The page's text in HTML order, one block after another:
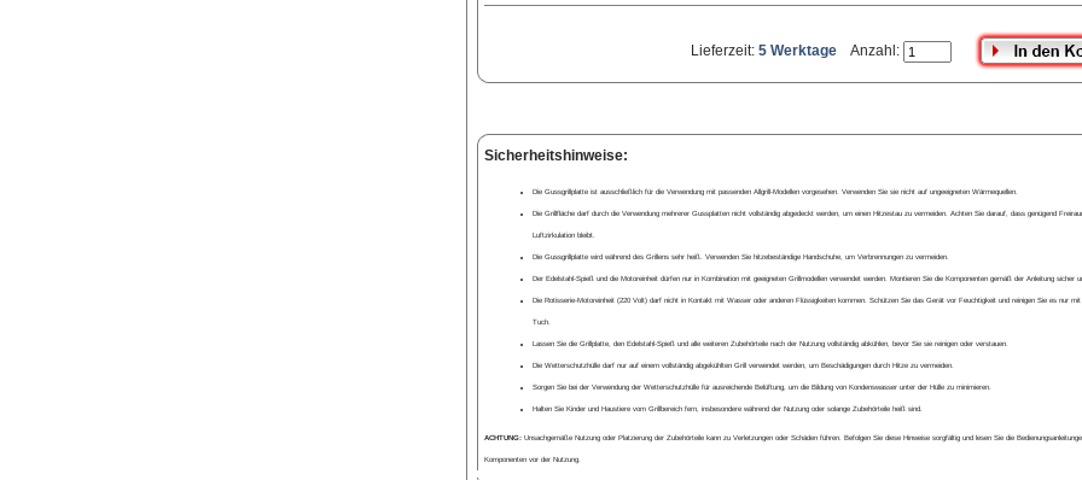
Lieferzeit: 5 WerktageAnzahl:
Sicherheitshinweise:
Die Gussgrillplatte ist ausschließlich für die Verwendung mit passenden Allgrill-Modellen vorgesehen. Verwenden Sie sie nicht auf ungeeigneten Wärmequellen.
Die Grillfläche darf durch die Verwendung mehrerer Gussplatten nicht vollständig abgedeckt werden, um einen Hitzestau zu vermeiden. Achten Sie darauf, dass genügend
Luftzirkulation bleibt.
Die Gussgrillplatte wird während des Grillens sehr heiß. Verwenden Sie hitzebeständige Handschuhe, um Verbrennungen zu vermeiden.
Der Edelstahl-Spieß und die Motoreinheit dürfen nur in Kombination mit geeigneten Grillmodellen verwendet werden. Montieren Sie die Komponenten gemäß der Anleitung sicher
Die Rotisserie-Motoreinheit (220 Volt) darf nicht in Kontakt mit Wasser oder anderen Flüssigkeiten kommen. Schützen Sie das Gerät vor Feuchtigkeit und reinigen Sie es nur mit
Tuch.
Lassen Sie die Grillplatte, den Edelstahl-Spieß und alle weiteren Zubehörteile nach der Nutzung vollständig abkühlen, bevor Sie sie reinigen oder verstauen.
Die Wetterschutzhülle darf nur auf einem vollständig abgekühlten Grill verwendet werden, um Beschädigungen durch Hitze zu vermeiden.
Sorgen Sie bei der Verwendung der Wetterschutzhülle für ausreichende Belüftung, um die Bildung von Kondenswasser unter der Hülle zu minimieren.
Halten Sie Kinder und Haustiere vom Grillbereich fern, insbesondere während der Nutzung oder solange Zubehörteile heiß sind.
ACHTUNG:Unsachgemäße Nutzung oder Platzierung der Zubehörteile kann zu Verletzungen oder Schäden führen. Befolgen Sie diese Hinweise sorgfältig und lesen Sie die
Komponenten vor der Nutzung.